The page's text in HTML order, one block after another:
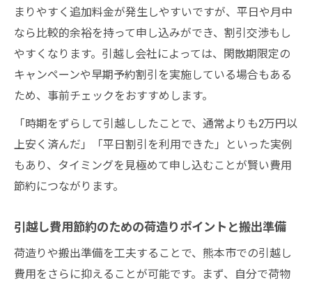
まりやすく追加料金が発生しやすいですが、平日や月中
なら比較的余裕を持って申し込みができ、割引交渉もし
やすくなります。引越し会社によっては、閑散期限定の
キャンペーンや早期予約割引を実施している場合もある
ため、事前チェックをおすすめします。
「時期をずらして引越ししたことで、通常よりも2万円以
上安く済んだ」「平日割引を利用できた」といった実例
もあり、タイミングを見極めて申し込むことが賢い費用
節約につながります。
引越し費用節約のための荷造りポイントと搬出準備
荷造りや搬出準備を工夫することで、熊本市での引越し
費用をさらに抑えることが可能です。まず、自分で荷物